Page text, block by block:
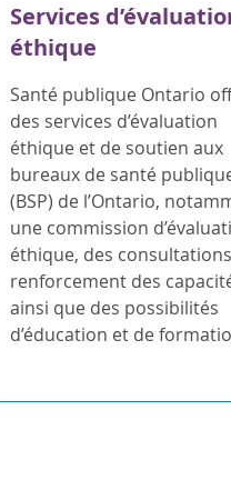
Services
éthique
Santé publique Ontario
des services d’évaluation
éthique et de soutien aux
bureaux de santé
(BSP) de l’Ontario,
une commission
éthique, des
renforcement des
ainsi que des possibilités
d’éducation et de